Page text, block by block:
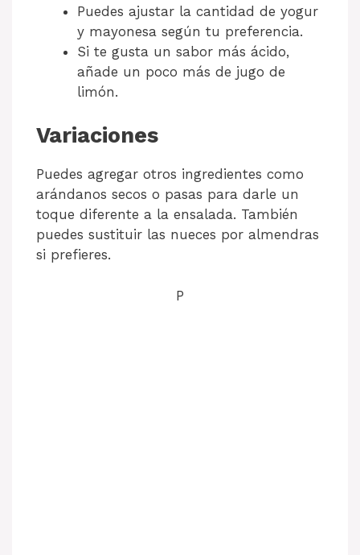
Puedes ajustar la cantidad de yogur
y mayonesa según tu preferencia.
Si te gusta un sabor más ácido,
añade un poco más de jugo de
limón.
Variaciones
Puedes agregar otros ingredientes como
arándanos secos o pasas para darle un
toque diferente a la ensalada. También
puedes sustituir las nueces por almendras
si prefieres.
P